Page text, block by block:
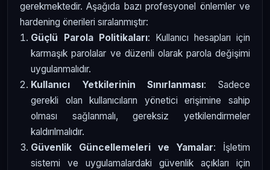
gerekmektedir. Aşağıda bazı profesyonel önlemler ve
hardening önerileri sıralanmıştır:
Güçlü Parola Politikaları: Kullanıcı hesapları için
karmaşık parolalar ve düzenli olarak parola değişimi
uygulanmalıdır.
Kullanıcı Yetkilerinin Sınırlanması: Sadece
gerekli olan kullanıcıların yönetici erişimine sahip
olması sağlanmalı, gereksiz yetkilendirmeler
kaldırılmalıdır.
Güvenlik Güncellemeleri ve Yamalar: İşletim
sistemi ve uygulamalardaki güvenlik açıkları için